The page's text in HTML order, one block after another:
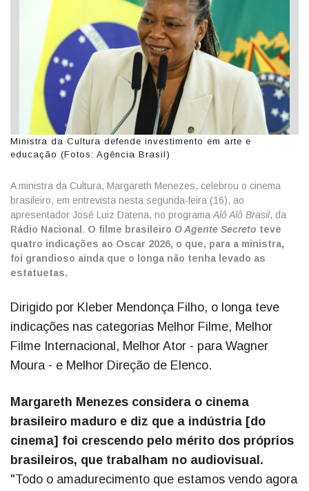
Ministra da Cultura defende investimento em arte e
educação (Fotos: Agência Brasil)
A ministra da Cultura, Margareth Menezes, celebrou o cinema
brasileiro, em entrevista nesta segunda-feira (16), ao
apresentador José Luiz Datena, no programaAlô Alô Brasil, da
Rádio Nacional . O filme brasileiro O Agente Secreto teve
quatro indicações ao Oscar 2026, o que, para a ministra,
foi grandioso ainda que o longa não tenha levado as
estatuetas.
Dirigido por Kleber Mendonça Filho, o longa teve
indicações nas categorias Melhor Filme, Melhor
Filme Internacional, Melhor Ator - para Wagner
Moura - e Melhor Direção de Elenco.
Margareth Menezes considera o cinema
brasileiro maduro e diz que a indústria [do
cinema] foi crescendo pelo mérito dos próprios
brasileiros, que trabalham no audiovisual.
"Todo o amadurecimento que estamos vendo agora